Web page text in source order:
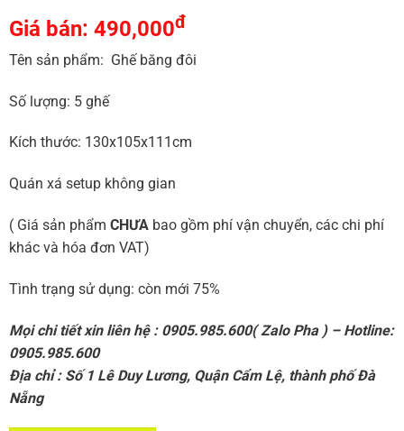
Giá bán: 490,000đ
Tên sản phẩm: Ghế băng đôi
Số lượng: 5 ghế
Kích thước: 130x105x111cm
Quán xá setup không gian
( Giá sản phẩm CHƯAbao gồm phí vận chuyển, các chi phí
khác và hóa đơn VAT)
Tình trạng sử dụng: còn mới 75%
Mọi chi tiết xin liên hệ : 0905.985.600( Zalo Pha ) – Hotline:
0905.985.600
Địa chỉ : Số 1 Lê Duy Lương, Quận Cẩm Lệ, thành phố Đà
Nẵng